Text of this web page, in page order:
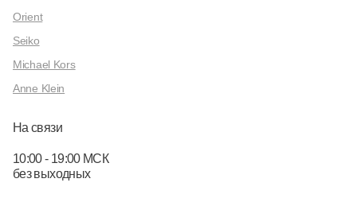
Orient
Seiko
Michael Kors
Anne Klein
На связи
10:00 - 19:00 МСК
без выходных